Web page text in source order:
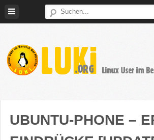
Bereich
UBUNTU-PHONE –